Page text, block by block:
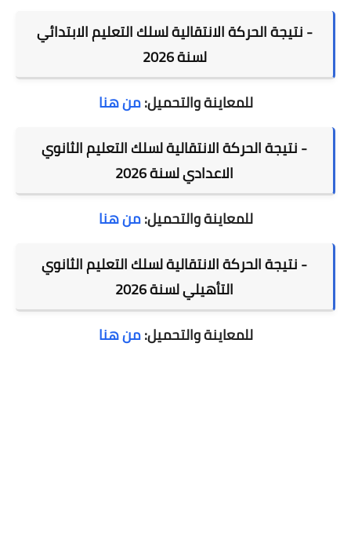
- نتيجة الحركة الانتقالية لسلك التعليم الابتدائي
لسنة 2026
للمعاينة والتحميل:من هنا
-نتيجة الحركة الانتقالية ل⁠سلك التعليم الثانوي
الاعداديلسنة 2026
للمعاينة والتحميل:من هنا
- ⁠نتيجة الحركة الانتقالية لسلك التعليم الثانوي
التأهيليلسنة 2026
للمعاينة والتحميل:من هنا